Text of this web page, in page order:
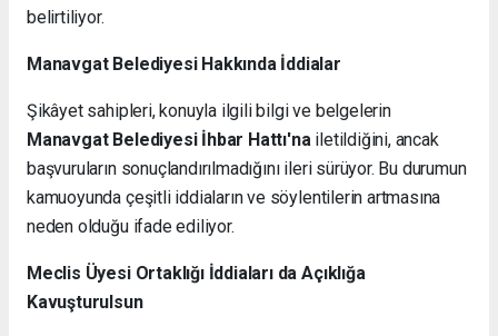
belirtiliyor.
Manavgat Belediyesi Hakkında İddialar
Şikâyet sahipleri, konuyla ilgili bilgi ve belgelerin
Manavgat Belediyesi İhbar Hattı'na iletildiğini, ancak
başvuruların sonuçlandırılmadığını ileri sürüyor. Bu durumun
kamuoyunda çeşitli iddiaların ve söylentilerin artmasına
neden olduğu ifade ediliyor.
Meclis Üyesi Ortaklığı İddiaları da Açıklığa
Kavuşturulsun